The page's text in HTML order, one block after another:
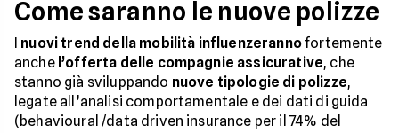
Come saranno le nuove polizze
I nuovi trend della mobilità influenzerannofortemente
anche l’offerta delle compagnie assicurative, che
stanno già sviluppando nuove tipologie di polizze,
legate all’analisi comportamentale e dei dati di guida
(behavioural /data driven insurance per il 74% del